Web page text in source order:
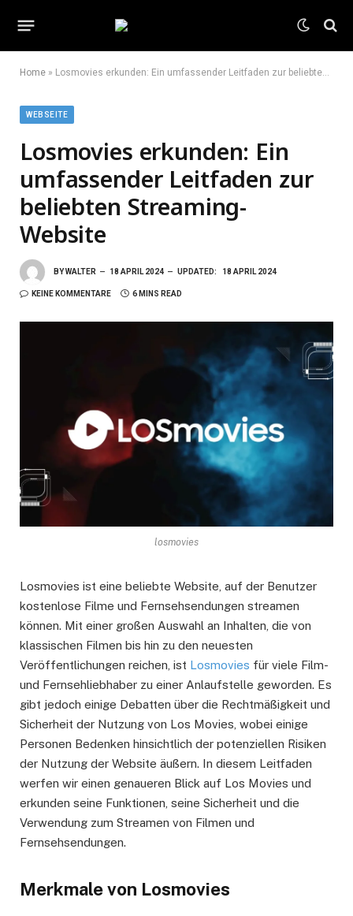
Home » Losmovies erkunden: Ein umfassender Leitfaden zur beliebten Streaming-Website
WEBSEITE
Losmovies erkunden: Ein
umfassender Leitfaden zur
beliebten Streaming-
Website
BYWALTER 18 APRIL 2024 UPDATED: 18 APRIL 2024
KEINE KOMMENTARE 6 MINS READ
losmovies
Losmovies ist eine beliebte Website, auf der Benutzer
kostenlose Filme und Fernsehsendungen streamen
können. Mit einer großen Auswahl an Inhalten, die von
klassischen Filmen bis hin zu den neuesten
Veröffentlichungen reichen, ist Losmovies für viele Film-
und Fernsehliebhaber zu einer Anlaufstelle geworden. Es
gibt jedoch einige Debatten über die Rechtmäßigkeit und
Sicherheit der Nutzung von Los Movies, wobei einige
Personen Bedenken hinsichtlich der potenziellen Risiken
der Nutzung der Website äußern. In diesem Leitfaden
werfen wir einen genaueren Blick auf Los Movies und
erkunden seine Funktionen, seine Sicherheit und die
Verwendung zum Streamen von Filmen und
Fernsehsendungen.
Merkmale von Losmovies